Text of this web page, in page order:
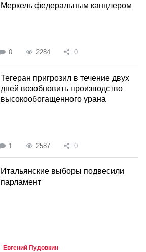
Меркель федеральным канцлером
0 2284 0
Тегеран пригрозил в течение двух
дней возобновить производство
высокообогащенного урана
1 2587 0
Итальянские выборы подвесили
парламент
Евгений Пудовкин